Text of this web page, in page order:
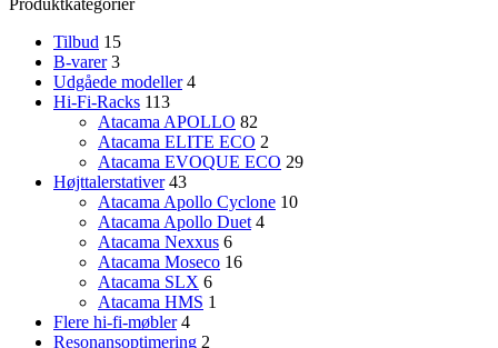
Tilbud 15
B-varer 3
Udgåede modeller 4
Hi-Fi-Racks 113
Atacama APOLLO 82
Atacama ELITE ECO 2
Atacama EVOQUE ECO 29
Højttalerstativer 43
Atacama Apollo Cyclone 10
Atacama Apollo Duet 4
Atacama Nexxus 6
Atacama Moseco 16
Atacama SLX 6
Atacama HMS 1
Flere hi-fi-møbler 4
Resonansoptimering 2